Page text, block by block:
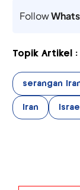
Follow
Topik Artikel :
serangan
Iran Israel